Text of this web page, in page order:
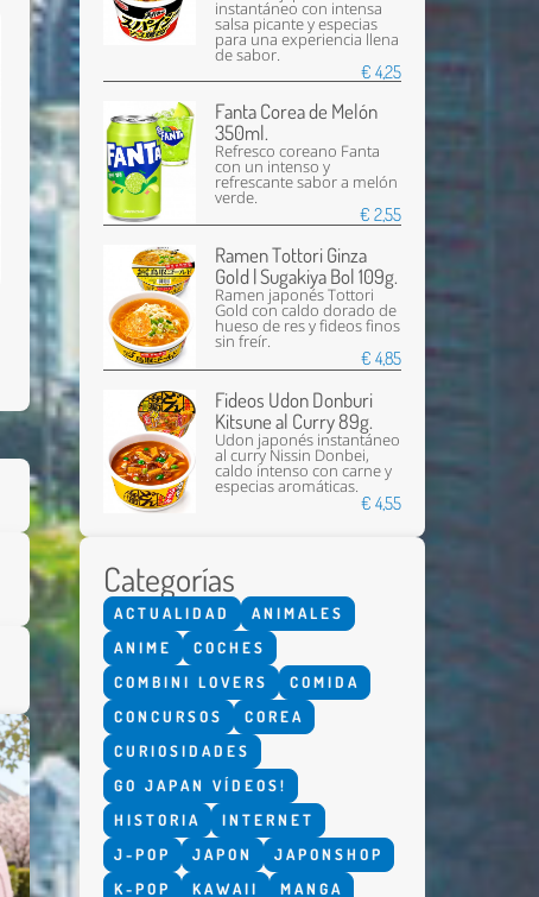
instantáneo con intensa
salsa picante y especias
para una experiencia llena
de sabor.
€ 4,25
Fanta Corea de Melón
350ml.
Refresco coreano Fanta
con un intenso y
refrescante sabor a melón
verde.
€ 2,55
Ramen Tottori Ginza
Gold | Sugakiya Bol 109g.
Ramen japonés Tottori
Gold con caldo dorado de
hueso de res y fideos finos
sin freír.
€ 4,85
Fideos Udon Donburi
Kitsune al Curry 89g.
Udon japonés instantáneo
al curry Nissin Donbei,
caldo intenso con carne y
especias aromáticas.
€ 4,55
Categorías
ACTUALIDAD
ANIMALES
ANIME
COCHES
COMBINI LOVERS
COMIDA
CONCURSOS
COREA
CURIOSIDADES
GO JAPAN VÍDEOS!
HISTORIA
INTERNET
J-POP
JAPON
JAPONSHOP
K-POP
KAWAII
MANGA
Enviar